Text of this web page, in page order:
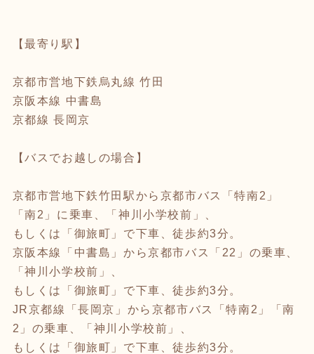
【最寄り駅】
京都市営地下鉄烏丸線 竹田
京阪本線 中書島
京都線 長岡京
【バスでお越しの場合】
京都市営地下鉄竹田駅から京都市バス「特南2」
「南2」に乗車、「神川小学校前」、
もしくは「御旅町」で下車、徒歩約3分。
京阪本線「中書島」から京都市バス「22」の乗車、
「神川小学校前」、
もしくは「御旅町」で下車、徒歩約3分。
JR京都線「長岡京」から京都市バス「特南2」「南
2」の乗車、「神川小学校前」、
もしくは「御旅町」で下車、徒歩約3分。